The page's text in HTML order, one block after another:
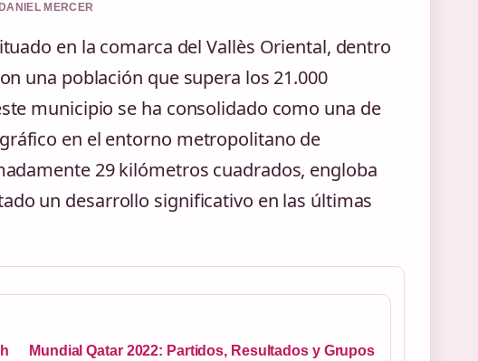
MERCER
en la comarca del Vallès Oriental, dentro
una población que supera los 21.000
municipio se ha consolidado como una de
en el entorno metropolitano de
29 kilómetros cuadrados, engloba
un desarrollo significativo en las últimas
Mundial Qatar 2022: Partidos, Resultados y Grupos